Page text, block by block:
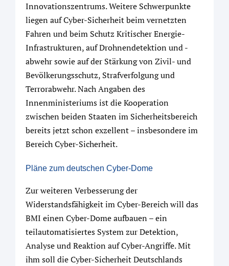
Innovationszentrums. Weitere Schwerpunkte
liegen auf Cyber-Sicherheit beim vernetzten
Fahren und beim Schutz Kritischer Energie-
Infrastrukturen, auf Drohnendetektion und -
abwehr sowie auf der Stärkung von Zivil- und
Bevölkerungsschutz, Strafverfolgung und
Terrorabwehr. Nach Angaben des
Innenministeriums ist die Kooperation
zwischen beiden Staaten im Sicherheitsbereich
bereits jetzt schon exzellent – insbesondere im
Bereich Cyber-Sicherheit.
Pläne zum deutschen Cyber-Dome
Zur weiteren Verbesserung der
Widerstandsfähigkeit im Cyber-Bereich will das
BMI einen Cyber-Dome aufbauen – ein
teilautomatisiertes System zur Detektion,
Analyse und Reaktion auf Cyber-Angriffe. Mit
ihm soll die Cyber-Sicherheit Deutschlands